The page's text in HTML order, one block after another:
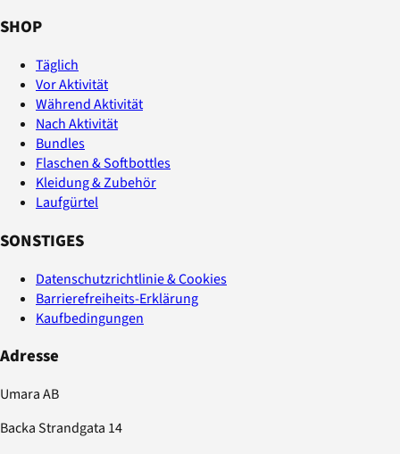
SHOP
Täglich
Vor Aktivität
Während Aktivität
Nach Aktivität
Bundles
Flaschen & Softbottles
Kleidung & Zubehör
Laufgürtel
SONSTIGES
Datenschutzrichtlinie & Cookies
Barrierefreiheits-Erklärung
Kaufbedingungen
Adresse
Umara AB
Backa Strandgata 14